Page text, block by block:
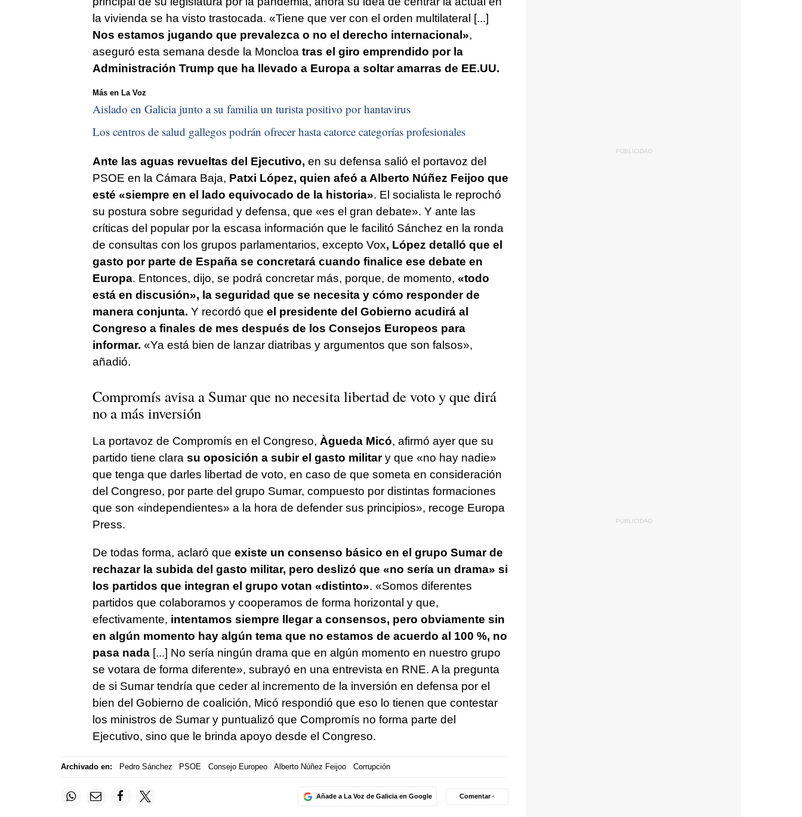
la vivienda se ha visto trastocada. «Tiene que ver con el orden multilateral [...]
Nos estamos jugando que prevalezca o no el derecho internacional»,
aseguró esta semana desde la Moncloa tras el giro emprendido por la
Administración Trump que ha llevado a Europa a soltar amarras de EE.UU.
Más en La Voz
Aislado en Galicia junto a su familia un turista positivo por hantavirus
Los centros de salud gallegos podrán ofrecer hasta catorce categorías profesionales
Ante las aguas revueltas del Ejecutivo, en su defensa salió el portavoz del
PSOE en la Cámara Baja, Patxi López, quien afeó a Alberto Núñez Feijoo que
esté «siempre en el lado equivocado de la historia». El socialista le reprochó
su postura sobre seguridad y defensa, que «es el gran debate». Y ante las
críticas del popular por la escasa información que le facilitó Sánchez en la ronda
de consultas con los grupos parlamentarios, excepto Vox, López detalló que el
gasto por parte de España se concretará cuando finalice ese debate en
Europa. Entonces, dijo, se podrá concretar más, porque, de momento, «todo
está en discusión», la seguridad que se necesita y cómo responder de
manera conjunta. Y recordó que el presidente del Gobierno acudirá al
Congreso a finales de mes después de los Consejos Europeos para
informar. «Ya está bien de lanzar diatribas y argumentos que son falsos»,
añadió.
Compromís avisa a Sumar que no necesita libertad de voto y que dirá
no a más inversión
La portavoz de Compromís en el Congreso, Àgueda Micó, afirmó ayer que su
partido tiene clara su oposición a subir el gasto military que «no hay nadie»
que tenga que darles libertad de voto, en caso de que someta en consideración
del Congreso, por parte del grupo Sumar, compuesto por distintas formaciones
que son «independientes» a la hora de defender sus principios», recoge Europa
Press.
De todas forma, aclaró que existe un consenso básico en el grupo Sumar de
rechazar la subida del gasto militar, pero deslizó que «no sería un drama» si
los partidos que integran el grupo votan «distinto». «Somos diferentes
partidos que colaboramos y cooperamos de forma horizontal y que,
efectivamente, intentamos siempre llegar a consensos, pero obviamente sin
en algún momento hay algún tema que no estamos de acuerdo al 100 %, no
pasa nada[...] No sería ningún drama que en algún momento en nuestro grupo
se votara de forma diferente», subrayó en una entrevista en RNE. A la pregunta
de si Sumar tendría que ceder al incremento de la inversión en defensa por el
bien del Gobierno de coalición, Micó respondió que eso lo tienen que contestar
los ministros de Sumar y puntualizó que Compromís no forma parte del
Ejecutivo, sino que le brinda apoyo desde el Congreso.
Archivado en: Pedro Sánchez PSOE Consejo Europeo Alberto Núñez Feijoo Corrupción
Añade a La Voz de Galicia en Google Comentar ·